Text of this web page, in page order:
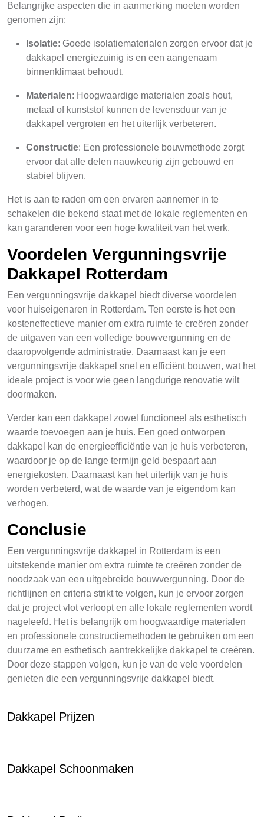
Belangrijke aspecten die in aanmerking moeten worden
genomen zijn:
Isolatie: Goede isolatiematerialen zorgen ervoor dat je
dakkapel energiezuinig is en een aangenaam
binnenklimaat behoudt.
Materialen: Hoogwaardige materialen zoals hout,
metaal of kunststof kunnen de levensduur van je
dakkapel vergroten en het uiterlijk verbeteren.
Constructie: Een professionele bouwmethode zorgt
ervoor dat alle delen nauwkeurig zijn gebouwd en
stabiel blijven.
Het is aan te raden om een ervaren aannemer in te
schakelen die bekend staat met de lokale reglementen en
kan garanderen voor een hoge kwaliteit van het werk.
Voordelen Vergunningsvrije
Dakkapel Rotterdam
Een vergunningsvrije dakkapel biedt diverse voordelen
voor huiseigenaren in Rotterdam. Ten eerste is het een
kosteneffectieve manier om extra ruimte te creëren zonder
de uitgaven van een volledige bouwvergunning en de
daaropvolgende administratie. Daarnaast kan je een
vergunningsvrije dakkapel snel en efficiënt bouwen, wat het
ideale project is voor wie geen langdurige renovatie wilt
doormaken.
Verder kan een dakkapel zowel functioneel als esthetisch
waarde toevoegen aan je huis. Een goed ontworpen
dakkapel kan de energieefficiëntie van je huis verbeteren,
waardoor je op de lange termijn geld bespaart aan
energiekosten. Daarnaast kan het uiterlijk van je huis
worden verbeterd, wat de waarde van je eigendom kan
verhogen.
Conclusie
Een vergunningsvrije dakkapel in Rotterdam is een
uitstekende manier om extra ruimte te creëren zonder de
noodzaak van een uitgebreide bouwvergunning. Door de
richtlijnen en criteria strikt te volgen, kun je ervoor zorgen
dat je project vlot verloopt en alle lokale reglementen wordt
nageleefd. Het is belangrijk om hoogwaardige materialen
en professionele constructiemethoden te gebruiken om een
duurzame en esthetisch aantrekkelijke dakkapel te creëren.
Door deze stappen volgen, kun je van de vele voordelen
genieten die een vergunningsvrije dakkapel biedt.
Dakkapel Prijzen
Dakkapel Schoonmaken